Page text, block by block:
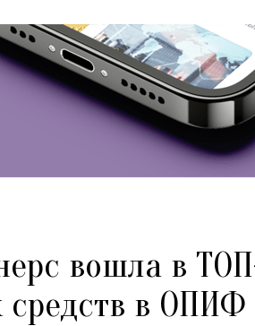
вошла в
средств в ОПИФ